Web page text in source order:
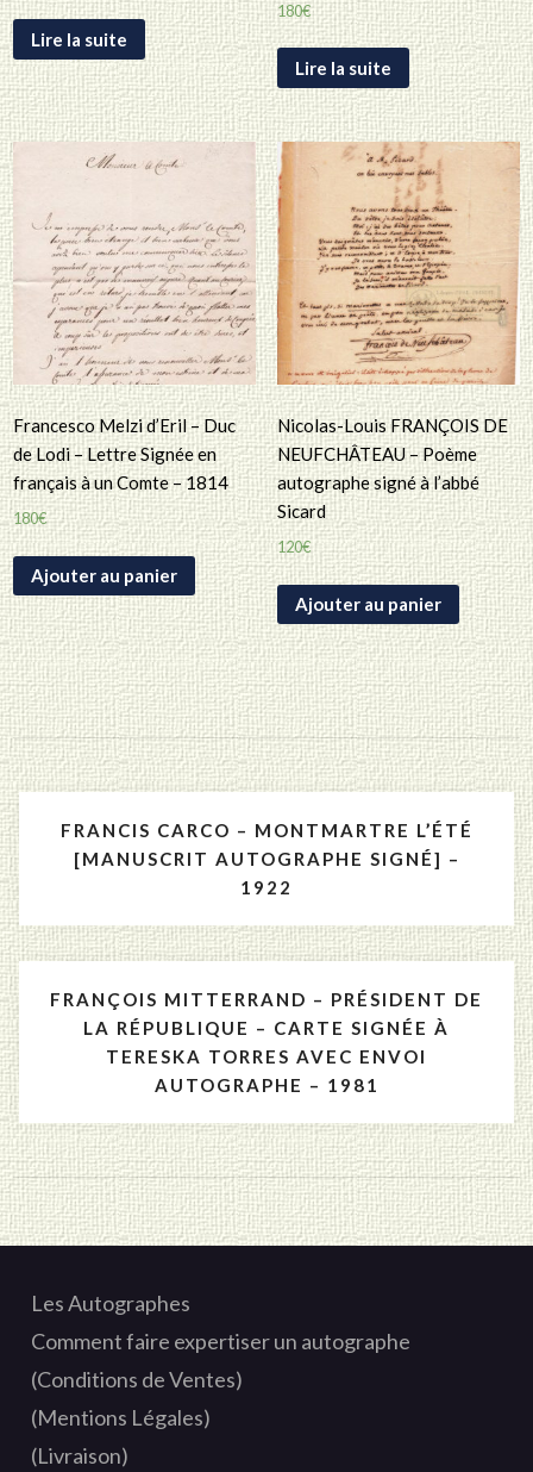
Lire la suite
180€
Lire la suite
Francesco Melzi d’Eril – Duc
de Lodi – Lettre Signée en
français à un Comte – 1814
180€
Ajouter au panier
Nicolas-Louis FRANÇOIS DE
NEUFCHÂTEAU – Poème
autographe signé à l’abbé
Sicard
120€
Ajouter au panier
Navigation
de
l’article
FRANCIS CARCO – MONTMARTRE L’ÉTÉ
[MANUSCRIT AUTOGRAPHE SIGNÉ] –
1922
FRANÇOIS MITTERRAND – PRÉSIDENT DE
LA RÉPUBLIQUE – CARTE SIGNÉE À
TERESKA TORRES AVEC ENVOI
AUTOGRAPHE – 1981
Les Autographes
Comment faire expertiser un autographe
(Conditions de Ventes)
(Mentions Légales)
(Livraison)